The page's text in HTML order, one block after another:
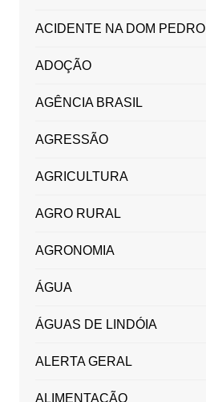
ACIDENTE NA DOM PEDRO
ADOÇÃO
AGÊNCIA BRASIL
AGRESSÃO
AGRICULTURA
AGRO RURAL
AGRONOMIA
ÁGUA
ÁGUAS DE LINDÓIA
ALERTA GERAL
ALIMENTAÇÃO